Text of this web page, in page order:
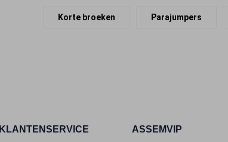
Korte broeken Parajumpers
KLANTENSERVICE ASSEMVIP